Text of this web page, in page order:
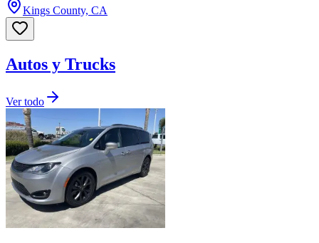
Kings County, CA
Autos y Trucks
Ver todo